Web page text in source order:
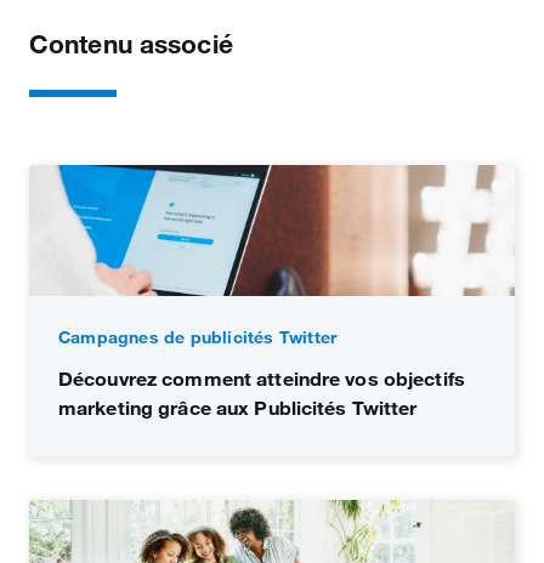
Contenu associé
Campagnes de publicités Twitter
Découvrez comment atteindre vos objectifs
marketing grâce aux Publicités Twitter